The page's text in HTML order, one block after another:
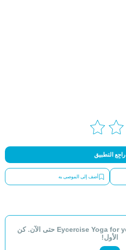
راجِع التطبيق
أضف إلى الموصى به
لا توجد آراء حول Eycercise Yoga for your eyes حتى الآن. كن
الأول!